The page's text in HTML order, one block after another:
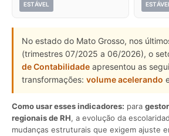
ESTÁVEL ESTÁVEL
No estado do Mato Grosso, nos
(trimestres 07/2025 a 06/2026), o
de Contabilidade apresentou as
transformações: volume acelerando
Como usar esses indicadores: para
regionais de RH, a evolução da
mudanças estruturais que exigem ajuste